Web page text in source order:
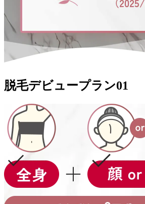
脱毛デビュープラン01